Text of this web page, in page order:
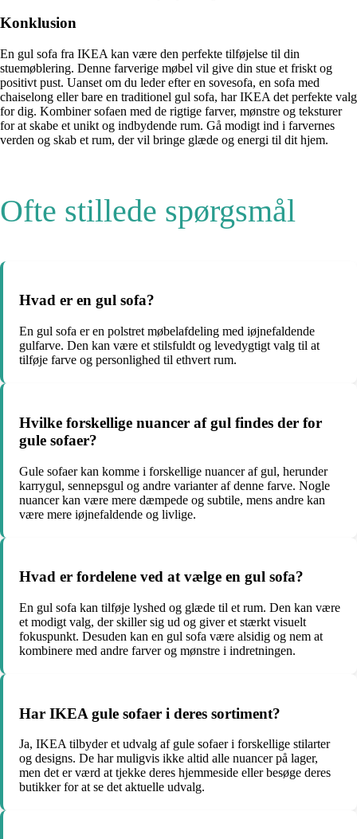
Konklusion
En gul sofa fra IKEA kan være den perfekte tilføjelse til din
stuemøblering. Denne farverige møbel vil give din stue et friskt og
positivt pust. Uanset om du leder efter en sovesofa, en sofa med
chaiselong eller bare en traditionel gul sofa, har IKEA det perfekte valg
for dig. Kombiner sofaen med de rigtige farver, mønstre og teksturer
for at skabe et unikt og indbydende rum. Gå modigt ind i farvernes
verden og skab et rum, der vil bringe glæde og energi til dit hjem.
Ofte stillede spørgsmål
Hvad er en gul sofa?
En gul sofa er en polstret møbelafdeling med iøjnefaldende
gulfarve. Den kan være et stilsfuldt og levedygtigt valg til at
tilføje farve og personlighed til ethvert rum.
Hvilke forskellige nuancer af gul findes der for
gule sofaer?
Gule sofaer kan komme i forskellige nuancer af gul, herunder
karrygul, sennepsgul og andre varianter af denne farve. Nogle
nuancer kan være mere dæmpede og subtile, mens andre kan
være mere iøjnefaldende og livlige.
Hvad er fordelene ved at vælge en gul sofa?
En gul sofa kan tilføje lyshed og glæde til et rum. Den kan være
et modigt valg, der skiller sig ud og giver et stærkt visuelt
fokuspunkt. Desuden kan en gul sofa være alsidig og nem at
kombinere med andre farver og mønstre i indretningen.
Har IKEA gule sofaer i deres sortiment?
Ja, IKEA tilbyder et udvalg af gule sofaer i forskellige stilarter
og designs. De har muligvis ikke altid alle nuancer på lager,
men det er værd at tjekke deres hjemmeside eller besøge deres
butikker for at se det aktuelle udvalg.